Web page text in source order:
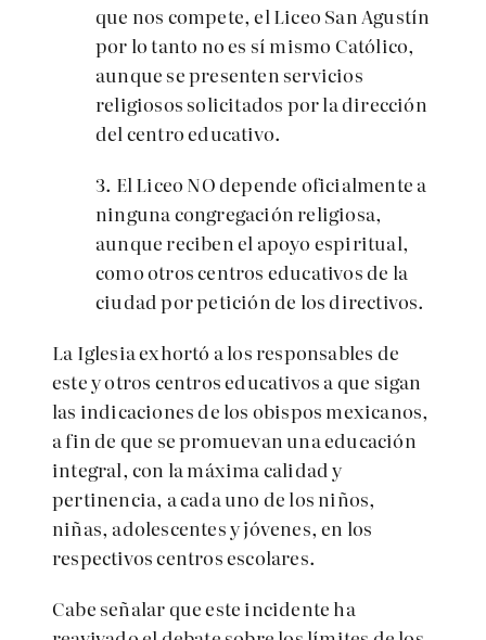
que nos compete, el Liceo San Agustín
por lo tanto no es sí mismo Católico,
aunque se presenten servicios
religiosos solicitados por la dirección
del centro educativo.
3. El Liceo NO depende oficialmente a
ninguna congregación religiosa,
aunque reciben el apoyo espiritual,
como otros centros educativos de la
ciudad por petición de los directivos.
La Iglesia exhortó a los responsables de
este y otros centros educativos a que sigan
las indicaciones de los obispos mexicanos,
a fin de que se promuevan una educación
integral, con la máxima calidad y
pertinencia, a cada uno de los niños,
niñas, adolescentes y jóvenes, en los
respectivos centros escolares.
Cabe señalar que este incidente ha